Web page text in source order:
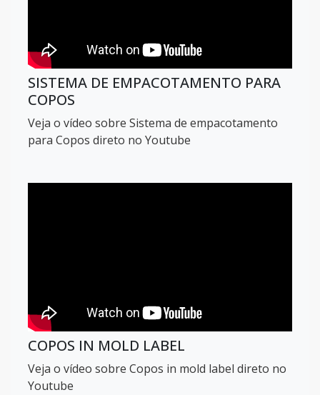
SISTEMA DE EMPACOTAMENTO PARA
COPOS
Veja o vídeo sobre Sistema de empacotamento
para Copos direto no Youtube
COPOS IN MOLD LABEL
Veja o vídeo sobre Copos in mold label direto no
Youtube